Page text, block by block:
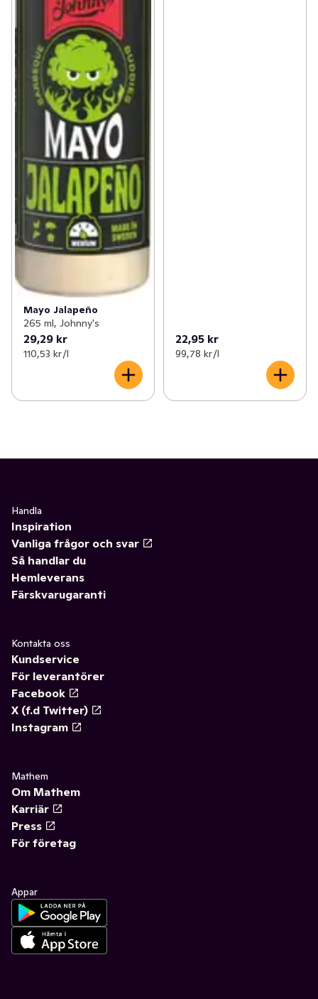
Mayo Jalapeño
265 ml, Johnny's
29,29 kr
110,53 kr /l
22,95 kr
99,78 kr /l
Handla
Inspiration
Vanliga frågor och svar
Så handlar du
Hemleverans
Färskvarugaranti
Kontakta oss
Kundservice
För leverantörer
Facebook
X (f.d Twitter)
Instagram
Mathem
Om Mathem
Karriär
Press
För företag
Appar